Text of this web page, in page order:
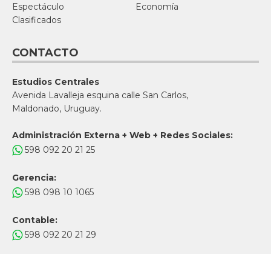
Espectáculo
Economía
Clasificados
CONTACTO
Estudios Centrales
Avenida Lavalleja esquina calle San Carlos,
Maldonado, Uruguay.
Administración Externa + Web + Redes Sociales:
598 092 20 21 25
Gerencia:
598 098 10 1065
Contable:
598 092 20 21 29